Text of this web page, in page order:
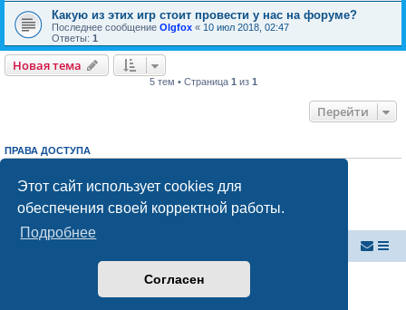
Этот сайт использует cookies для
обеспечения своей корректной работы.
Подробнее
Согласен
Какую из этих игр стоит провести у нас на форуме?
Последнее сообщение Olgfox « 10 июл 2018, 02:47
Ответы: 1
Новая тема
Новаятема
5 тем • Страница 1 из 1
Перейти
ПРАВА ДОСТУПА
Выне можетеотвечать на сообщения
Выне можетередактировать свои сообщения
Выне можетеудалять свои сообщения
добавлять вложения
Создано на основеphpBB® Forum Software © phpBB Limited
Русская поддержка phpBB